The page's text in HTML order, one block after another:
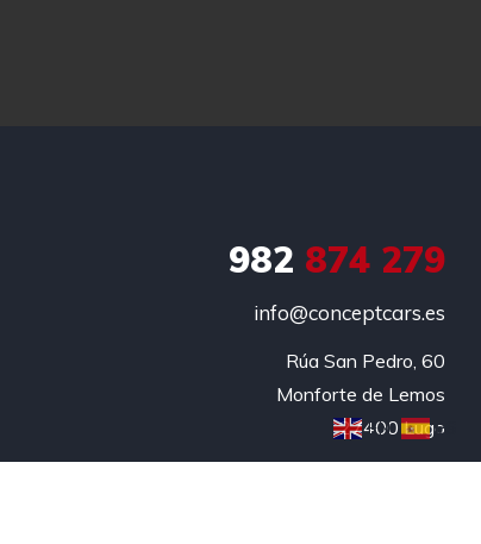
982 874 279
info@conceptcars.es
Rúa San Pedro, 60
Monforte de Lemos
27400 Lugo
EN ES